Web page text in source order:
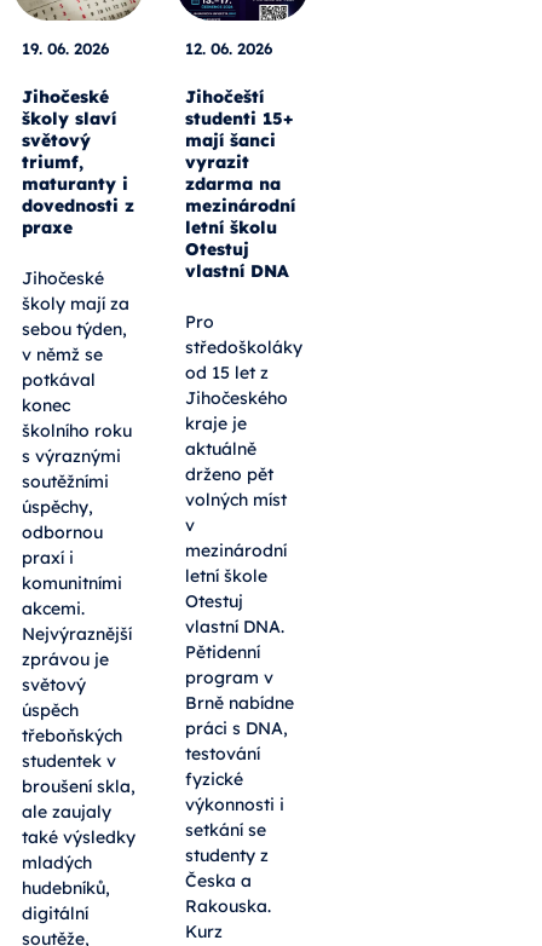
19. 06. 2026
Jihočeské
školy slaví
světový
triumf,
maturanty i
dovednosti z
praxe
Jihočeské
školy mají za
sebou týden,
v němž se
potkával
konec
školního roku
s výraznými
soutěžními
úspěchy,
odbornou
praxí i
komunitními
akcemi.
Nejvýraznější
zprávou je
světový
úspěch
třeboňských
studentek v
broušení skla,
ale zaujaly
také výsledky
mladých
hudebníků,
digitální
soutěže,
12. 06. 2026
Jihočeští
studenti 15+
mají šanci
vyrazit
zdarma na
mezinárodní
letní školu
Otestuj
vlastní DNA
Pro
středoškoláky
od 15 let z
Jihočeského
kraje je
aktuálně
drženo pět
volných míst
v
mezinárodní
letní škole
Otestuj
vlastní DNA.
Pětidenní
program v
Brně nabídne
práci s DNA,
testování
fyzické
výkonnosti i
setkání se
studenty z
Česka a
Rakouska.
Kurz